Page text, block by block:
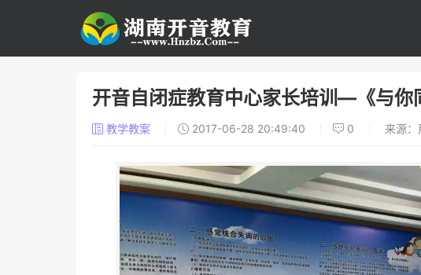
开音自闭症教育中心家长培训—《与你
教学教案 2017-06-28 20:49:40 0 来源：